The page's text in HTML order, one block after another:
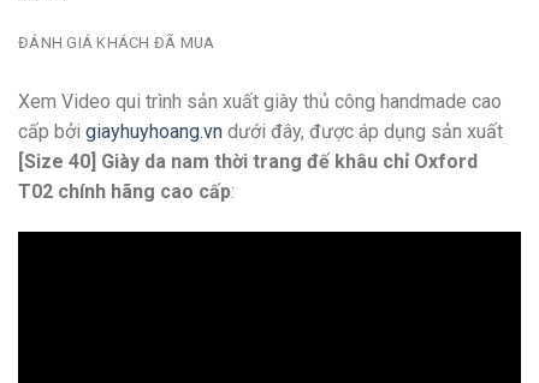
ĐÁNH GIÁ KHÁCH ĐÃ MUA
Xem Video qui trình sản xuất giày thủ công handmade cao
cấp bởi giayhuyhoang.vn dưới đây, được áp dụng sản xuất
[Size 40] Giày da nam thời trang đế khâu chỉ Oxford
T02 chính hãng cao cấp: